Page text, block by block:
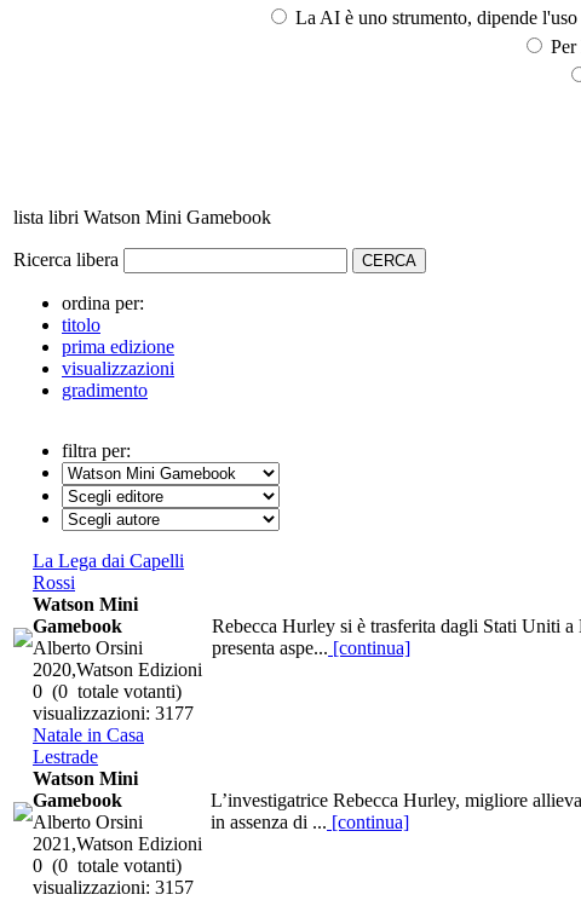
La AI è uno strumento, dipende
Per
lista libri Watson Mini Gamebook
Ricerca libera
ordina per:
titolo
prima edizione
visualizzazioni
gradimento
filtra per:
La Lega dai Capelli
Rossi
Rebecca Hurley si è trasferita dagli Stati Uniti
presenta aspe... [continua]
Watson Mini
Gamebook
Alberto Orsini
2020,Watson Edizioni
0 (0 totale votanti)
visualizzazioni: 3177
Natale in Casa
Lestrade
L’investigatrice Rebecca Hurley, migliore
in assenza di ... [continua]
Watson Mini
Gamebook
Alberto Orsini
2021,Watson Edizioni
0 (0 totale votanti)
visualizzazioni: 3157